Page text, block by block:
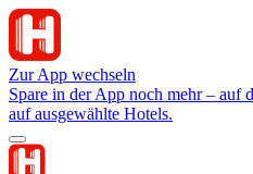
Zur App wechseln
Spare in der App noch mehr – auf
auf ausgewählte Hotels.